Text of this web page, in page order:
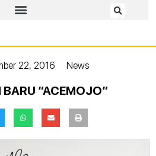
22, 2016 News
BARU “ACEMOJO”